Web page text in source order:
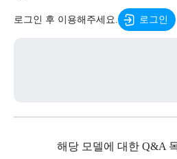
로그인 후 이용해주세요. 로그인
해당 모델에 대한 Q&A